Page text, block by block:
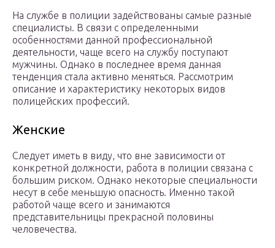
На службе в полиции задействованы самые разные
специалисты. В связи с определенными
особенностями данной профессиональной
деятельности, чаще всего на службу поступают
мужчины. Однако в последнее время данная
тенденция стала активно меняться. Рассмотрим
описание и характеристику некоторых видов
полицейских профессий.
Женские
Следует иметь в виду, что вне зависимости от
конкретной должности, работа в полиции связана с
большим риском. Однако некоторые специальности
несут в себе меньшую опасность. Именно такой
работой чаще всего и занимаются
представительницы прекрасной половины
человечества.